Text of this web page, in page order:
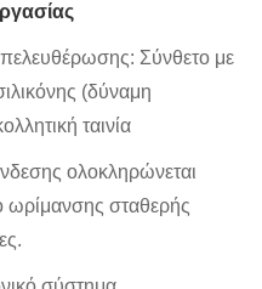
Σύνθετο με
(δύναμη
ταινία
ολοκληρώνεται
ωρίμανσης σταθερής